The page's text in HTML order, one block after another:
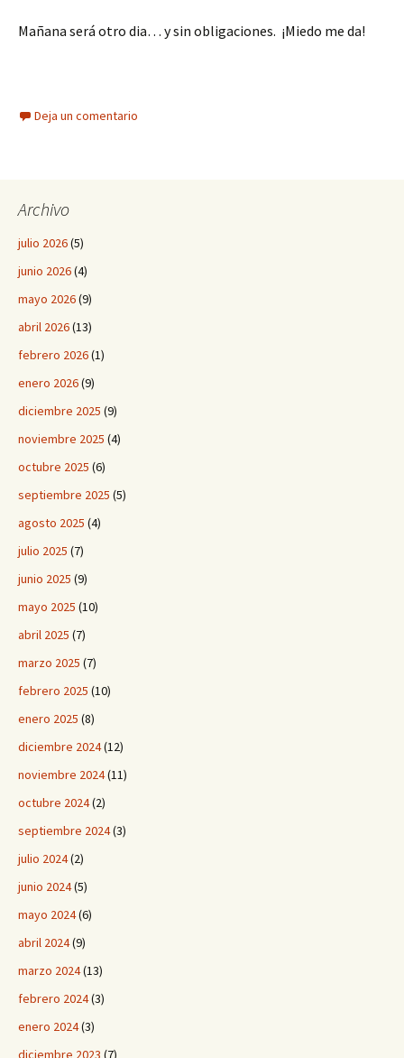
Mañana será otro dia… y sin obligaciones. ¡Miedo me da!
Deja un comentario
Archivo
julio 2026(5)
junio 2026(4)
mayo 2026(9)
abril 2026(13)
febrero 2026(1)
enero 2026(9)
diciembre 2025 (9)
noviembre 2025 (4)
octubre 2025 (6)
septiembre 2025 (5)
agosto 2025 (4)
julio 2025 (7)
junio 2025 (9)
mayo 2025 (10)
abril 2025 (7)
marzo 2025 (7)
febrero 2025 (10)
enero 2025 (8)
diciembre 2024(12)
noviembre 2024(11)
octubre 2024(2)
septiembre 2024(3)
julio 2024(2)
junio 2024(5)
mayo 2024(6)
abril 2024(9)
marzo 2024(13)
febrero 2024(3)
enero 2024(3)
diciembre 2023 (7)